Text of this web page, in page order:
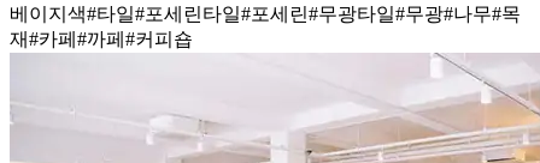
베이지색#타일#포세린타일#포세린#무광타일#무광#나무#목
재#카페 #까페 #커피숍